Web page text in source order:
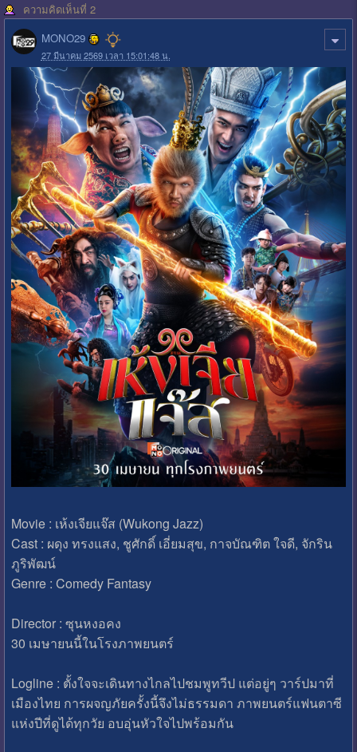
ความคิดเห็นที่ 2
MONO29
27 มีนาคม 2569 เวลา 15:01:48 น.
Movie : เห้งเจียแจ๊ส (Wukong Jazz)
Cast : ผดุง ทรงแสง, ชูศักดิ์ เอี่ยมสุข, กาจบัณฑิต ใจดี, จักริน
ภูริพัฒน์
Genre : Comedy Fantasy
Director : ซุนหงอคง
30 เมษายนนี้ในโรงภาพยนตร์
Logline : ตั้งใจจะเดินทางไกลไปชมพูทวีป แต่อยู่ๆ วาร์ปมาที่
เมืองไทย การผจญภัยครั้งนี้จึงไม่ธรรมดา ภาพยนตร์แฟนตาซี
แห่งปีที่ดูได้ทุกวัย อบอุ่นหัวใจไปพร้อมกัน